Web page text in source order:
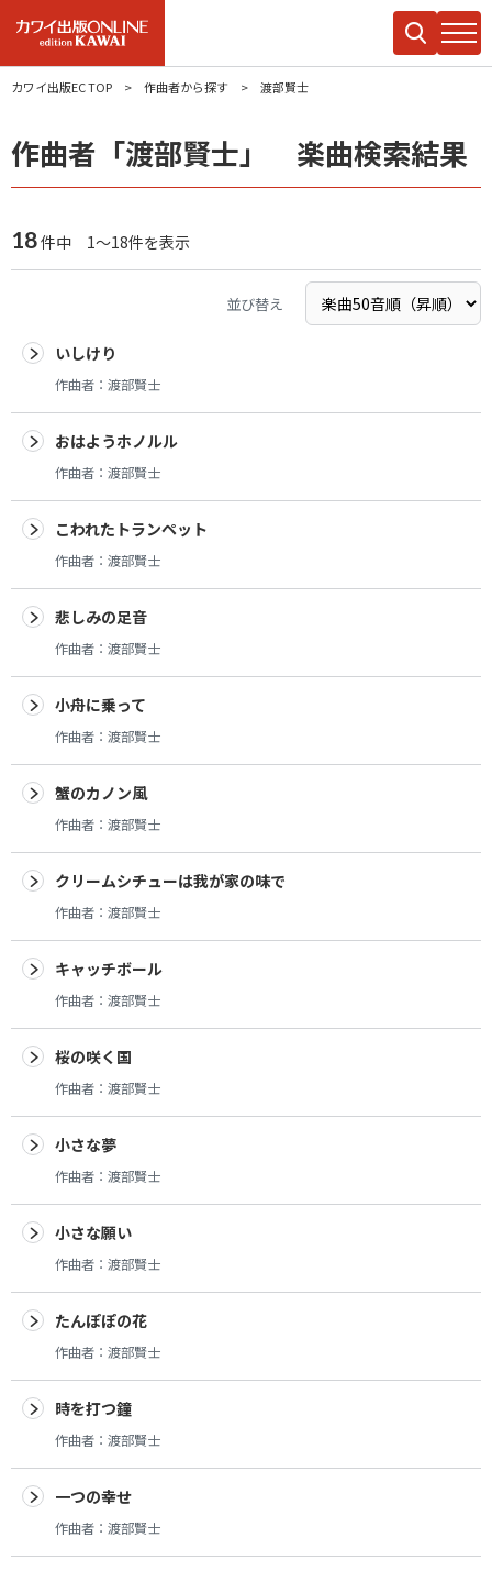
カワイ出版EC TOP 作曲者から探す 渡部賢士
作曲者「渡部賢士」 楽曲検索結果
18件中 1～18件を表示
並び替え
いしけり
作曲者： 渡部賢士
おはようホノルル
作曲者： 渡部賢士
こわれたトランペット
作曲者： 渡部賢士
悲しみの足音
作曲者： 渡部賢士
小舟に乗って
作曲者： 渡部賢士
蟹のカノン風
作曲者： 渡部賢士
クリームシチューは我が家の味で
作曲者： 渡部賢士
キャッチボール
作曲者： 渡部賢士
桜の咲く国
作曲者： 渡部賢士
小さな夢
作曲者： 渡部賢士
小さな願い
作曲者： 渡部賢士
たんぽぽの花
作曲者： 渡部賢士
時を打つ鐘
作曲者： 渡部賢士
一つの幸せ
作曲者： 渡部賢士